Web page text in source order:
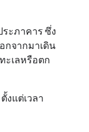
ะภาคาร ซึ่ง
กจากมาเดิน
ะเลหรือตก
งแต่เวลา